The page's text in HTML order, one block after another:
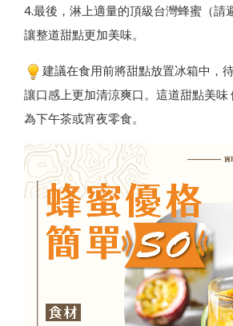
4.最後，淋上適量的頂級台灣蜂蜜（請
讓整道甜點更加美味。
建議在食用前將甜點放置冰箱中，
讓口感上更加清涼爽口。這道甜點美味
為下午茶或宵夜零食。